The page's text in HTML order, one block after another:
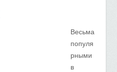
Весьма
популя
рными
в